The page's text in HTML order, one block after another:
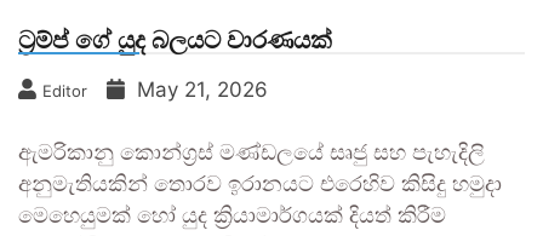
ට්‍රම්ප් ගේ යුද බලයට වාරණයක්
Editor May 21, 2026
ඇමරිකානු කොන්ග්‍රස් මණ්ඩලයේ සෘජු සහ පැහැදිලි
අනුමැතියකින් තොරව ඉරානයට එරෙහිව කිසිදු හමුදා
මෙහෙයුමක් හෝ යුද ක්‍රියාමාර්ගයක් දියත් කිරීම